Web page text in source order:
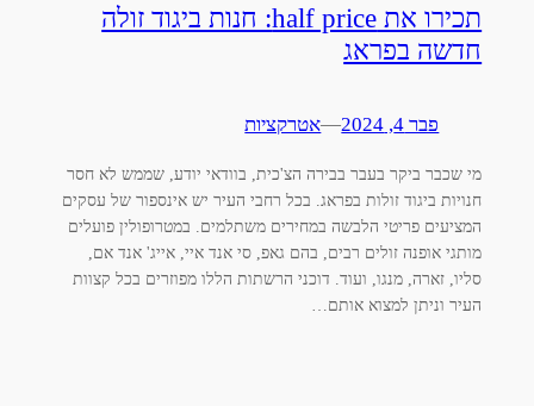
תכירו את half price: חנות ביגוד זולה
חדשה בפראג
פבר 4, 2024 —אטרקציות
מי שכבר ביקר בעבר בבירה הצ'כית, בוודאי יודע, שממש לא חסר
חנויות ביגוד זולות בפראג. בכל רחבי העיר יש אינספור של עסקים
המציעים פריטי הלבשה במחירים משתלמים. במטרופולין פועלים
מותגי אופנה זולים רבים, בהם גאפ, סי אנד איי, אייג' אנד אם,
סליו, זארה, מנגו, ועוד. דוכני הרשתות הללו מפוזרים בכל קצוות
העיר וניתן למצוא אותם…